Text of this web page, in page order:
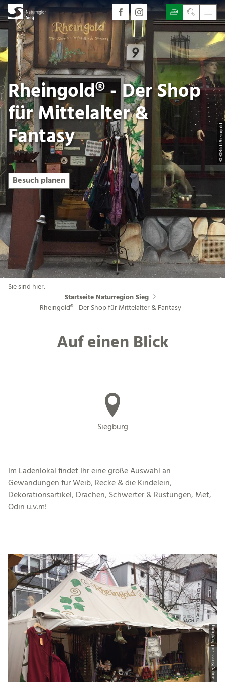
© ©Bild Rheingold
Rheingold® - Der Shop
für Mittelalter &
Fantasy
Besuch planen
Sie sind hier:
Startseite Naturregion Sieg
Rheingold® - Der Shop für Mittelalter & Fantasy
Auf einen Blick
Siegburg
Im Ladenlokal findet Ihr eine große Auswahl an
Gewandungen für Weib, Recke & die Kindelein,
Dekorationsartikel, Drachen, Schwerter & Rüstungen, Met,
Odin u.v.m!
© ©Björn Langer, Kreisstadt Siegburg